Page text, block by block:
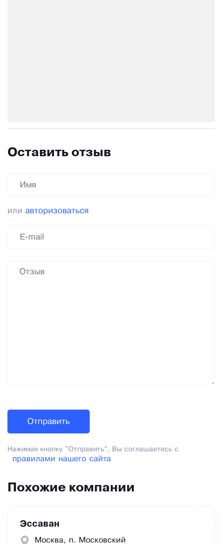
Оставить отзыв
или авторизоваться
Нажимая кнопку "Отправить", Вы соглашаетесь с
правилами нашего сайта
Похожие компании
Эссаван
Москва, п. Московский